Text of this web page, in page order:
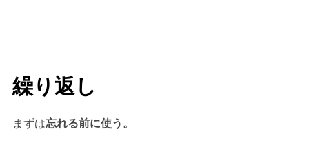
繰り返し
まずは忘れる前に使う。